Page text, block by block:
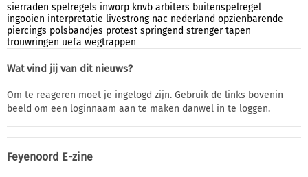
sierraden spelregels inworp knvb arbiters buitenspelregel
ingooien interpretatie livestrong nac nederland opzienbarende
piercings polsbandjes protest springend strenger tapen
trouwringen uefa wegtrappen
Wat vind jij van dit nieuws?
Om te reageren moet je ingelogd zijn. Gebruik de links bovenin
beeld om een loginnaam aan te maken danwel in te loggen.
Feyenoord E-zine